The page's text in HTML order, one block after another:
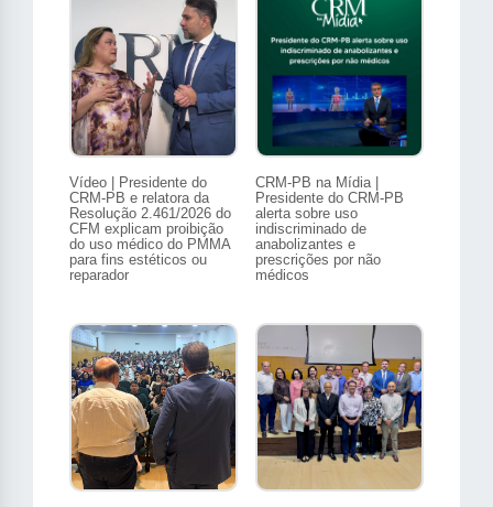
Vídeo | Presidente do
CRM-PB e relatora da
Resolução 2.461/2026 do
CFM explicam proibição
do uso médico do PMMA
para fins estéticos ou
reparador
CRM-PB na Mídia |
Presidente do CRM-PB
alerta sobre uso
indiscriminado de
anabolizantes e
prescrições por não
médicos